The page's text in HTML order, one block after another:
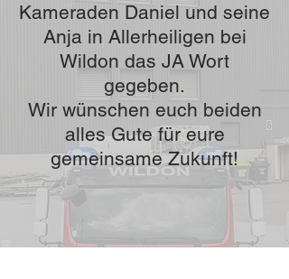
Kameraden Daniel und seine
Anja in Allerheiligen bei
Wildon das JA Wort
gegeben.
Wir wünschen euch beiden
alles Gute für eure
gemeinsame Zukunft!